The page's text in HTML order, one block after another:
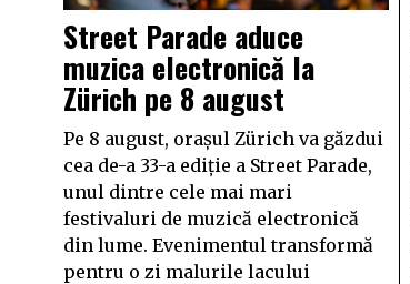
Street Parade aduce
muzica electronică la
Zürich pe 8 august
Pe 8 august, orașul Zürich va găzdui
cea de-a 33-a ediție a Street Parade,
unul dintre cele mai mari
festivaluri de muzică electronică
din lume. Evenimentul transformă
pentru o zi malurile lacului